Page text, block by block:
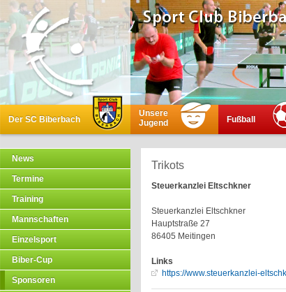
Der SC Biberbach
Unsere
Jugend
Fußball
News
Termine
Training
Mannschaften
Einzelsport
Biber-Cup
Sponsoren
Trikots
Steuerkanzlei Eltschkner
Steuerkanzlei Eltschkner
Hauptstraße 27
86405 Meitingen
Links
https://www.steuerkanzlei-